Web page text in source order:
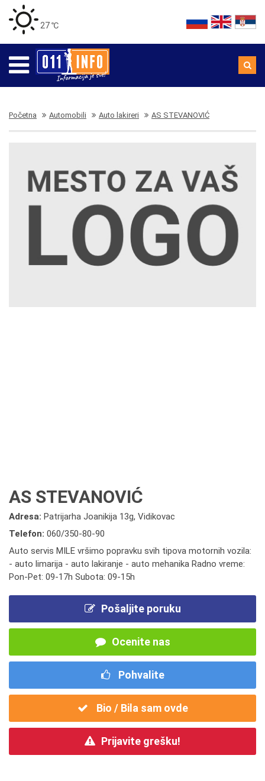
27 ℃
Početna Automobili Auto lakireri AS STEVANOVIĆ
AS STEVANOVIĆ
Adresa: Patrijarha Joanikija 13g, Vidikovac
Telefon: 060/350-80-90
Auto servis MILE vršimo popravku svih tipova motornih vozila:
- auto limarija - auto lakiranje - auto mehanika Radno vreme:
Pon-Pet: 09-17h Subota: 09-15h
Pošaljite poruku
Ocenite nas
Pohvalite
Bio / Bila sam ovde
Prijavite grešku!